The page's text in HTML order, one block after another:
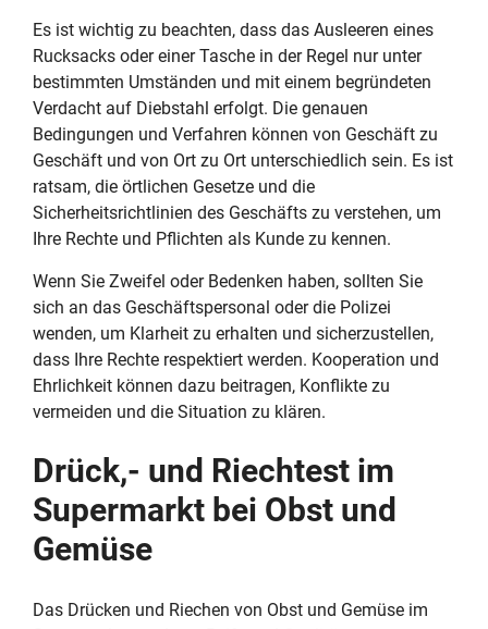
Es ist wichtig zu beachten, dass das Ausleeren eines
Rucksacks oder einer Tasche in der Regel nur unter
bestimmten Umständen und mit einem begründeten
Verdacht auf Diebstahl erfolgt. Die genauen
Bedingungen und Verfahren können von Geschäft zu
Geschäft und von Ort zu Ort unterschiedlich sein. Es ist
ratsam, die örtlichen Gesetze und die
Sicherheitsrichtlinien des Geschäfts zu verstehen, um
Ihre Rechte und Pflichten als Kunde zu kennen.
Wenn Sie Zweifel oder Bedenken haben, sollten Sie
sich an das Geschäftspersonal oder die Polizei
wenden, um Klarheit zu erhalten und sicherzustellen,
dass Ihre Rechte respektiert werden. Kooperation und
Ehrlichkeit können dazu beitragen, Konflikte zu
vermeiden und die Situation zu klären.
Drück,- und Riechtest im
Supermarkt bei Obst und
Gemüse
Das Drücken und Riechen von Obst und Gemüse im